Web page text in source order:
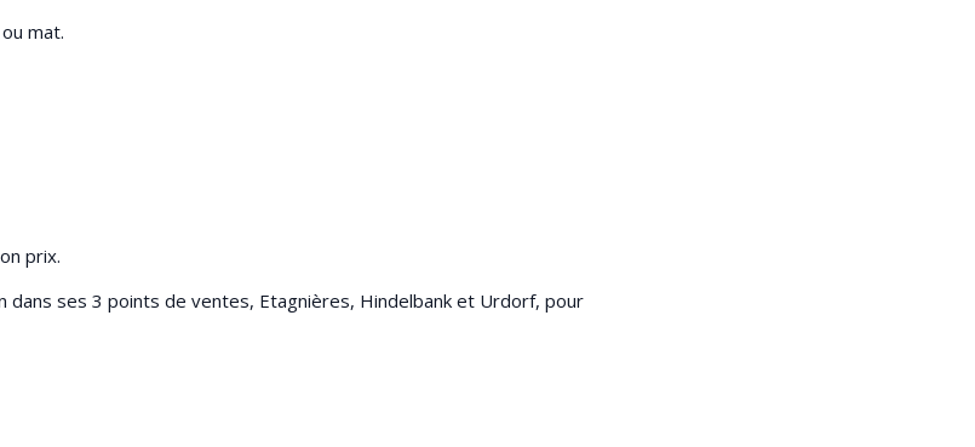
mat.
prix.
ses 3 points de ventes, Etagnières, Hindelbank et Urdorf, pour